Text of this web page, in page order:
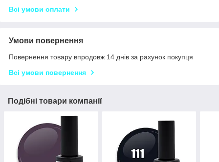
Всі умови оплати
Умови повернення
Повернення товару впродовж 14 днів за рахунок покупця
Всі умови повернення
Подібні товари компанії